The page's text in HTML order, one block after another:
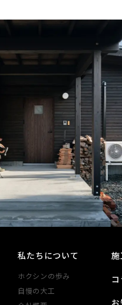
私たちについて
ホクシンの歩み
自慢の大工
施